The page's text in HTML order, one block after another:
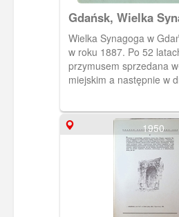
Gdańsk, Wielka
Wielka Synagoga w
w roku 1887. Po 52
przymusem sprzedana
miejskim a następnie w
1950